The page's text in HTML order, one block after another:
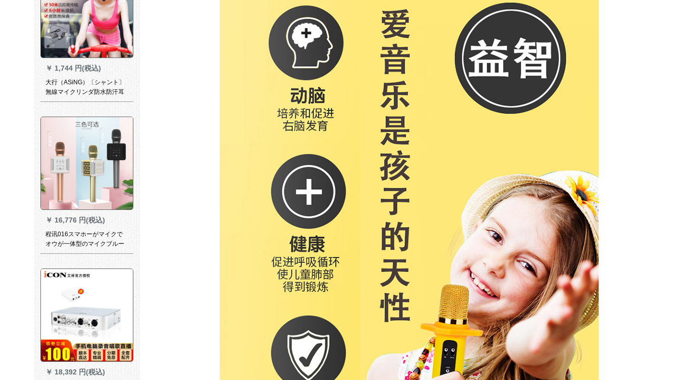
￥ 1,744 円(税込)
大行（ASiNG）〔シャント〕
無線マイクリンダ防水防汗耳
掛式動感自動転車スポスポー
￥ 16,776 円(税込)
程讯016スマホーがマイクで
オウが一体型のマイクブルー
oth无线ガイとコーラスカラオ
本です。
￥ 18,392 円(税込)